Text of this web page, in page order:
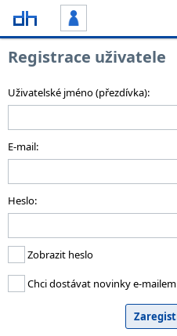
Registrace uživatele
Uživatelské jméno (přezdívka):
E-mail:
Heslo:
Zobrazit heslo
Chci dostávat novinky e-mailem